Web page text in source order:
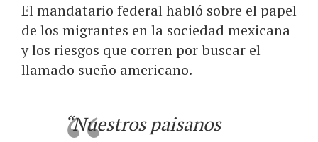
El mandatario federal habló sobre el papel
de los migrantes en la sociedad mexicana
y los riesgos que corren por buscar el
llamado sueño americano.
“Nuestros paisanos